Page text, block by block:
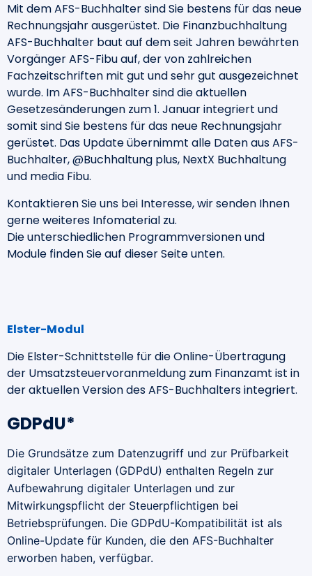
Mit dem AFS-Buchhalter sind Sie bestens für das neue
Rechnungsjahr ausgerüstet. Die Finanzbuchhaltung
AFS-Buchhalter baut auf dem seit Jahren bewährten
Vorgänger AFS-Fibu auf, der von zahlreichen
Fachzeitschriften mit gut und sehr gut ausgezeichnet
wurde. Im AFS-Buchhalter sind die aktuellen
Gesetzesänderungen zum 1. Januar integriert und
somit sind Sie bestens für das neue Rechnungsjahr
gerüstet. Das Update übernimmt alle Daten aus AFS-
Buchhalter, @Buchhaltung plus, NextX Buchhaltung
und media Fibu.
Kontaktieren Sie uns bei Interesse, wir senden Ihnen
gerne weiteres Infomaterial zu.
Die unterschiedlichen Programmversionen und
Module finden Sie auf dieser Seite unten.
Elster-Modul
Die Elster-Schnittstelle für die Online-Übertragung
der Umsatzsteuervoranmeldung zum Finanzamt ist in
der aktuellen Version des AFS-Buchhalters integriert.
GDPdU*
Die Grundsätze zum Datenzugriff und zur Prüfbarkeit
digitaler Unterlagen (GDPdU) enthalten Regeln zur
Aufbewahrung digitaler Unterlagen und zur
Mitwirkungspflicht der Steuerpflichtigen bei
Betriebsprüfungen. Die GDPdU-Kompatibilität ist als
Online-Update für Kunden, die den AFS-Buchhalter
erworben haben, verfügbar.